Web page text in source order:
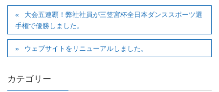
大会五連覇！弊社社員が三笠宮杯全日本ダンススポーツ選
手権で優勝しました。
ウェブサイトをリニューアルしました。
カテゴリー